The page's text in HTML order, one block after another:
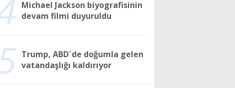
Michael Jackson biyografisinin
devam filmi duyuruldu
Trump, ABD´de doğumla gelen
vatandaşlığı kaldırıyor